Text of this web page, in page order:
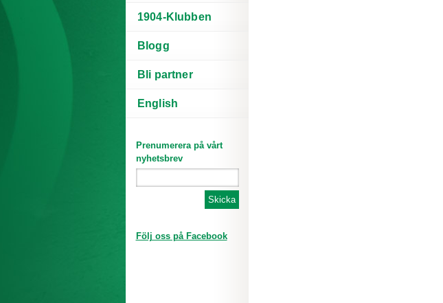
1904-Klubben
Blogg
Bli partner
English
Prenumerera på vårt
nyhetsbrev
Följ oss på Facebook